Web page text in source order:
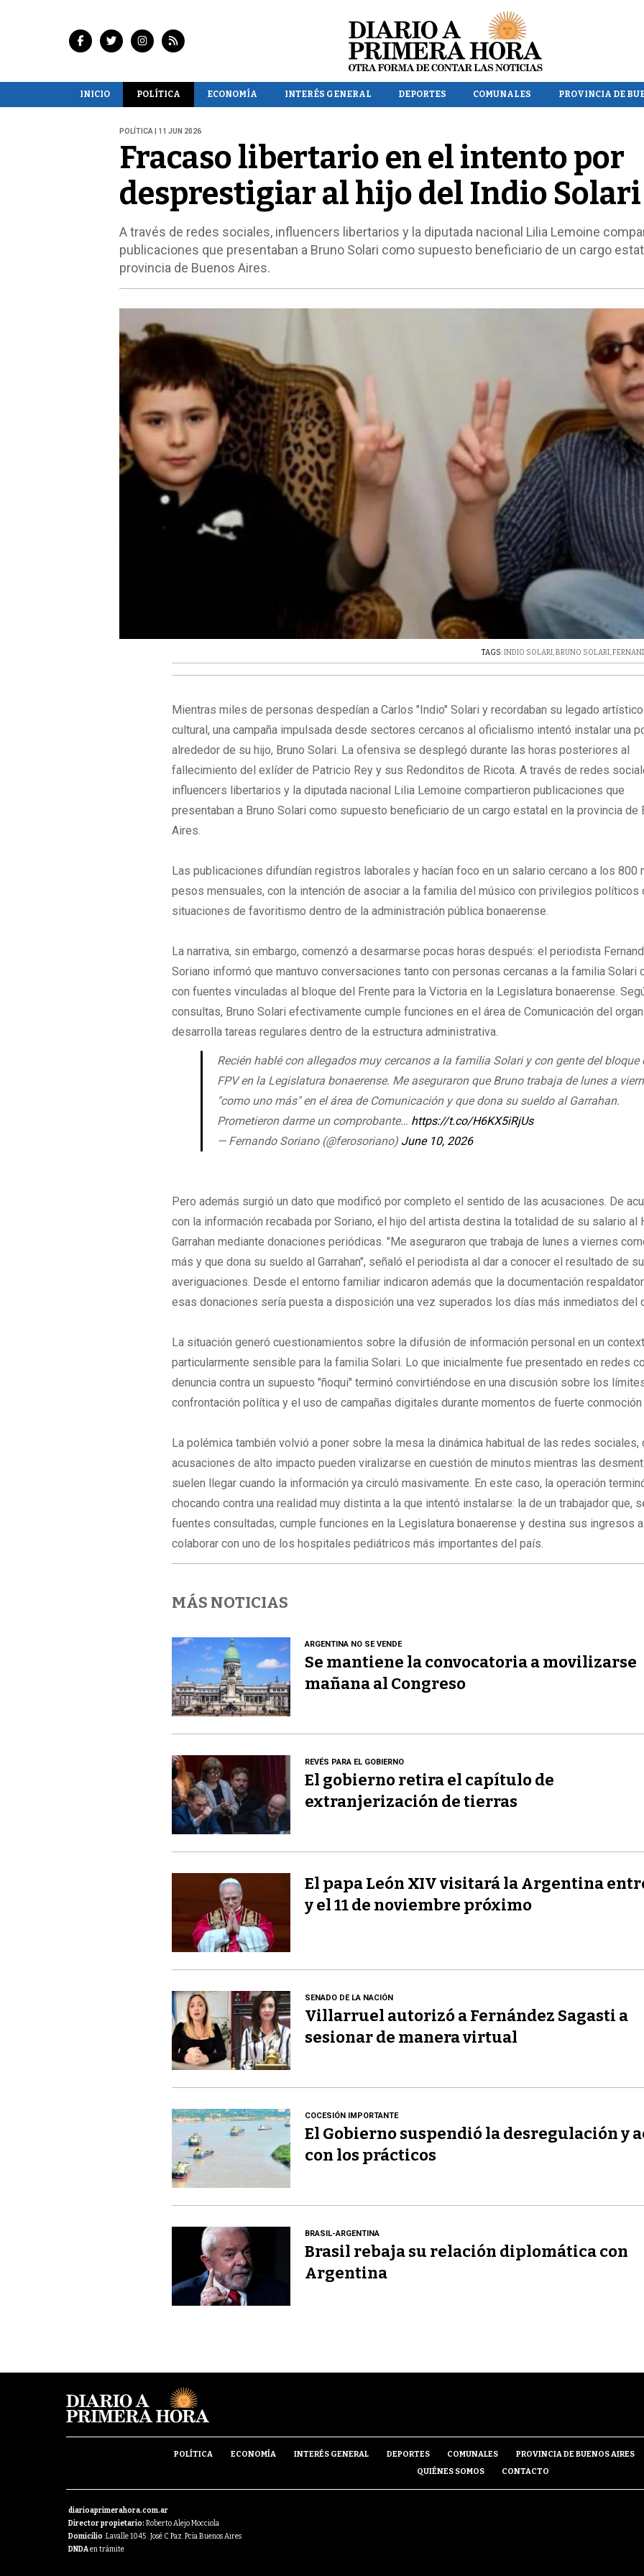
INICIO POLÍTICA ECONOMÍA INTERÉS GENERAL DEPORTES COMUNALES PROVINCIA DE
POLÍTICA | 11 JUN 2026
Fracaso libertario en el intento por
desprestigiar al hijo del Indio Solari
A través de redes sociales, influencers libertarios y la diputada nacional Lilia Lemoine
publicaciones que presentaban a Bruno Solari como supuesto beneficiario de un cargo
provincia de Buenos Aires.
TAGS:INDIO SOLARI,BRUNO SOLARI,
Mientras miles de personas despedían a Carlos "Indio" Solari y recordaban su legado
cultural, una campaña impulsada desde sectores cercanos al oficialismo intentó instalar una
alrededor de su hijo, Bruno Solari. La ofensiva se desplegó durante las horas posteriores al
fallecimiento del exlíder de Patricio Rey y sus Redonditos de Ricota. A través de redes
influencers libertarios y la diputada nacional Lilia Lemoine compartieron publicaciones que
presentaban a Bruno Solari como supuesto beneficiario de un cargo estatal en la provincia de
Aires.
Las publicaciones difundían registros laborales y hacían foco en un salario cercano a los 800
pesos mensuales, con la intención de asociar a la familia del músico con privilegios políticos
situaciones de favoritismo dentro de la administración pública bonaerense.
La narrativa, sin embargo, comenzó a desarmarse pocas horas después: el periodista
Soriano informó que mantuvo conversaciones tanto con personas cercanas a la familia Solari
con fuentes vinculadas al bloque del Frente para la Victoria en la Legislatura bonaerense.
consultas, Bruno Solari efectivamente cumple funciones en el área de Comunicación del
desarrolla tareas regulares dentro de la estructura administrativa.
Recién hablé con allegados muy cercanos a la familia Solari y con gente del bloque
FPV en la Legislatura bonaerense. Me aseguraron que Bruno trabaja de lunes a
"como uno más" en el área de Comunicación y que dona su sueldo al Garrahan.
Prometieron darme un comprobante… https://t.co/H6KX5iRjUs
— Fernando Soriano (@ferosoriano) June 10, 2026
Pero además surgió un dato que modificó por completo el sentido de las acusaciones. De
con la información recabada por Soriano, el hijo del artista destina la totalidad de su salario al
Garrahan mediante donaciones periódicas. "Me aseguraron que trabaja de lunes a viernes
más y que dona su sueldo al Garrahan", señaló el periodista al dar a conocer el resultado de
averiguaciones. Desde el entorno familiar indicaron además que la documentación
esas donaciones sería puesta a disposición una vez superados los días más inmediatos del
La situación generó cuestionamientos sobre la difusión de información personal en un
particularmente sensible para la familia Solari. Lo que inicialmente fue presentado en redes
denuncia contra un supuesto "ñoqui" terminó convirtiéndose en una discusión sobre los
confrontación política y el uso de campañas digitales durante momentos de fuerte conmoción
La polémica también volvió a poner sobre la mesa la dinámica habitual de las redes sociales,
acusaciones de alto impacto pueden viralizarse en cuestión de minutos mientras las
suelen llegar cuando la información ya circuló masivamente. En este caso, la operación
chocando contra una realidad muy distinta a la que intentó instalarse: la de un trabajador que,
fuentes consultadas, cumple funciones en la Legislatura bonaerense y destina sus ingresos a
colaborar con uno de los hospitales pediátricos más importantes del país.
MÁS NOTICIAS
ARGENTINA NO SE VENDE
Se mantiene la convocatoria a movilizarse
mañana al Congreso
REVÉS PARA EL GOBIERNO
El gobierno retira el capítulo de
extranjerización de tierras
El papa León XIV visitará la Argentina
y el 11 de noviembre próximo
SENADO DE LA NACIÓN
Villarruel autorizó a Fernández Sagasti a
sesionar de manera virtual
COCESIÓN IMPORTANTE
El Gobierno suspendió la desregulación y
con los prácticos
BRASIL-ARGENTINA
Brasil rebaja su relación diplomática con
Argentina
POLÍTICA ECONOMÍA INTERÉS GENERAL DEPORTES COMUNALES
PROVINCIA DE BUENOS AIRES
QUIÉNES SOMOS
CONTACTO
diarioaprimerahora.com.ar
Director propietario: Roberto Alejo Mocciola
Domicilio :Lavalle 1045 . José C Paz. Pcia Buenos Aires
DNDAen trámite